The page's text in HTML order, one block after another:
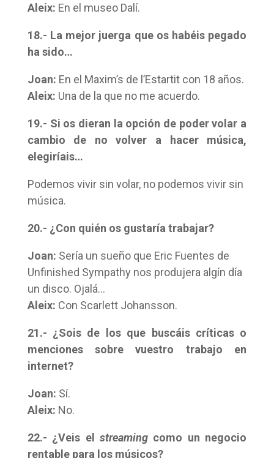
Aleix: En el museo Dalí.
18.- La mejor juerga que os habéis pegado
ha sido…
Joan: En el Maxim’s de l’Estartit con 18 años.
Aleix: Una de la que no me acuerdo.
19.- Si os dieran la opción de poder volar a
cambio de no volver a hacer música,
elegiríais…
Podemos vivir sin volar, no podemos vivir sin
música.
20.- ¿Con quién os gustaría trabajar?
Joan: Sería un sueño que Eric Fuentes de
Unfinished Sympathy nos produjera algín día
un disco. Ojalá…
Aleix: Con Scarlett Johansson.
21.- ¿Sois de los que buscáis críticas o
menciones sobre vuestro trabajo en
internet?
Joan: Sí.
Aleix: No.
22.- ¿Veis el streaming como un negocio
rentable para los músicos?